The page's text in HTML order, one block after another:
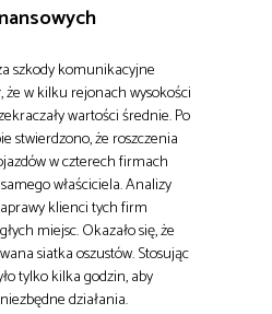
szkody komunikacyjne
że w kilku rejonach wysokości
wartości średnie. Po
stwierdzono, że roszczenia
w czterech firmach
właściciela. Analizy
klienci tych firm
miejsc. Okazało się, że
siatka oszustów. Stosując
tylko kilka godzin, aby
działania.